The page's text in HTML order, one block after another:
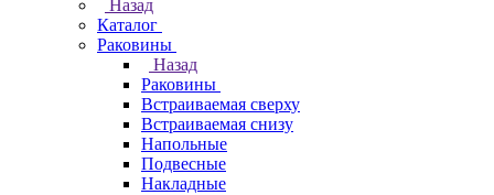
Назад
Каталог
Раковины
Назад
Раковины
Встраиваемая сверху
Встраиваемая снизу
Напольные
Подвесные
Накладные